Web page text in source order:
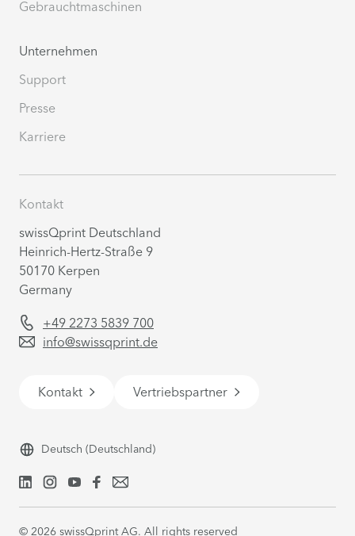
Gebrauchtmaschinen
Unternehmen
Support
Presse
Karriere
Kontakt
swissQprint Deutschland
Heinrich-Hertz-Straße 9
50170 Kerpen
Germany
+49 2273 5839 700
info@swissqprint.de
Kontakt Vertriebspartner
Deutsch (Deutschland)
© 2026 swissQprint AG. All rights reserved